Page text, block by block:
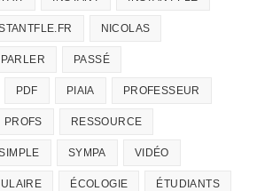
NICOLAS
PARLER PASSÉ
PDF PIAIA PROFESSEUR
PROFS RESSOURCE
SYMPA VIDÉO
ÉCOLOGIE ÉTUDIANTS